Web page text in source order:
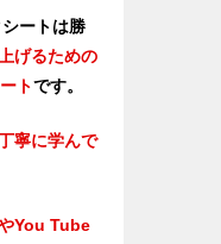
ートは勝
げるための
トです。
寧に学んで
You Tube